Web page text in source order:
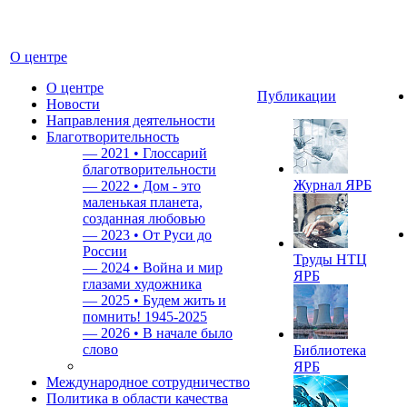
О центре
О центре
Новости
Направления деятельности
Благотворительность
— 2021 • Глоссарий
благотворительности
— 2022 • Дом - это
маленькая планета,
созданная любовью
— 2023 • От Руси до
России
— 2024 • Война и мир
глазами художника
— 2025 • Будем жить и
помнить! 1945-2025
— 2026 • В начале было
слово
Международное сотрудничество
Политика в области качества
Публикации
Журнал ЯРБ
Труды НТЦ
ЯРБ
Библиотека
ЯРБ